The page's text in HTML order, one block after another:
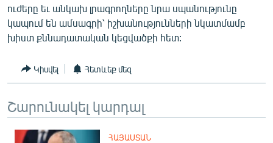
«Ազատության» բոլոր կայքերը
ուժերը եւ անկախ լրագրողները նրա սպանությունը
կապում են ամսագրի՝ իշխանությունների նկատմամբ
խիստ քննադատական կեցվածքի հետ:
Կիսվել Հետևեք մեզ
Շարունակել կարդալ
ՀԱՅԱՍՏԱՆ